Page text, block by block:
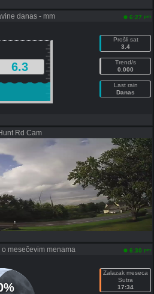
danas - mm 6:27 pm
6.3
Prošli sat
3.4
Trend/s
0.000
Last rain
Danas
Rd Cam
o mesečevim menama 6:30 pm
Zalazak meseca
Sutra
17:34